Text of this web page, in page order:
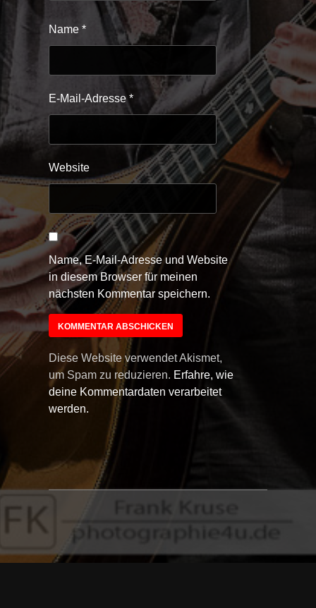
Name *
E-Mail-Adresse*
Website
Name, E-Mail-Adresse und Website
in diesem Browser für meinen
nächsten Kommentar speichern.
Diese Website verwendet Akismet,
um Spam zu reduzieren. Erfahre, wie
deine Kommentardaten verarbeitet
werden.